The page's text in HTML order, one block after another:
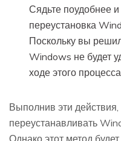
Сядьте поудобнее и
переустановка
Поскольку вы
Windows не будет
ходе этого процесса.
Выполнив эти действия,
переустанавливать
Однако этот метод